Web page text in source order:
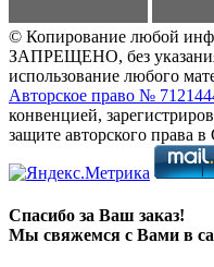
© Копирование любой
ЗАПРЕЩЕНО, без
использование любого
Авторское право №
конвенцией,
защите авторского
Спасибо за Ваш заказ!
Мы свяжемся с Вами в